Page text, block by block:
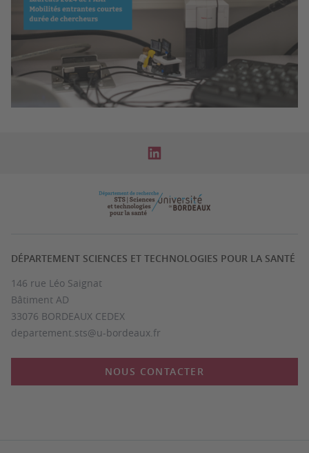
DÉPARTEMENT SCIENCES ET TECHNOLOGIES POUR LA SANTÉ
146 rue Léo Saignat
Bâtiment AD
33076 BORDEAUX CEDEX
departement.sts@u-bordeaux.fr
NOUS CONTACTER